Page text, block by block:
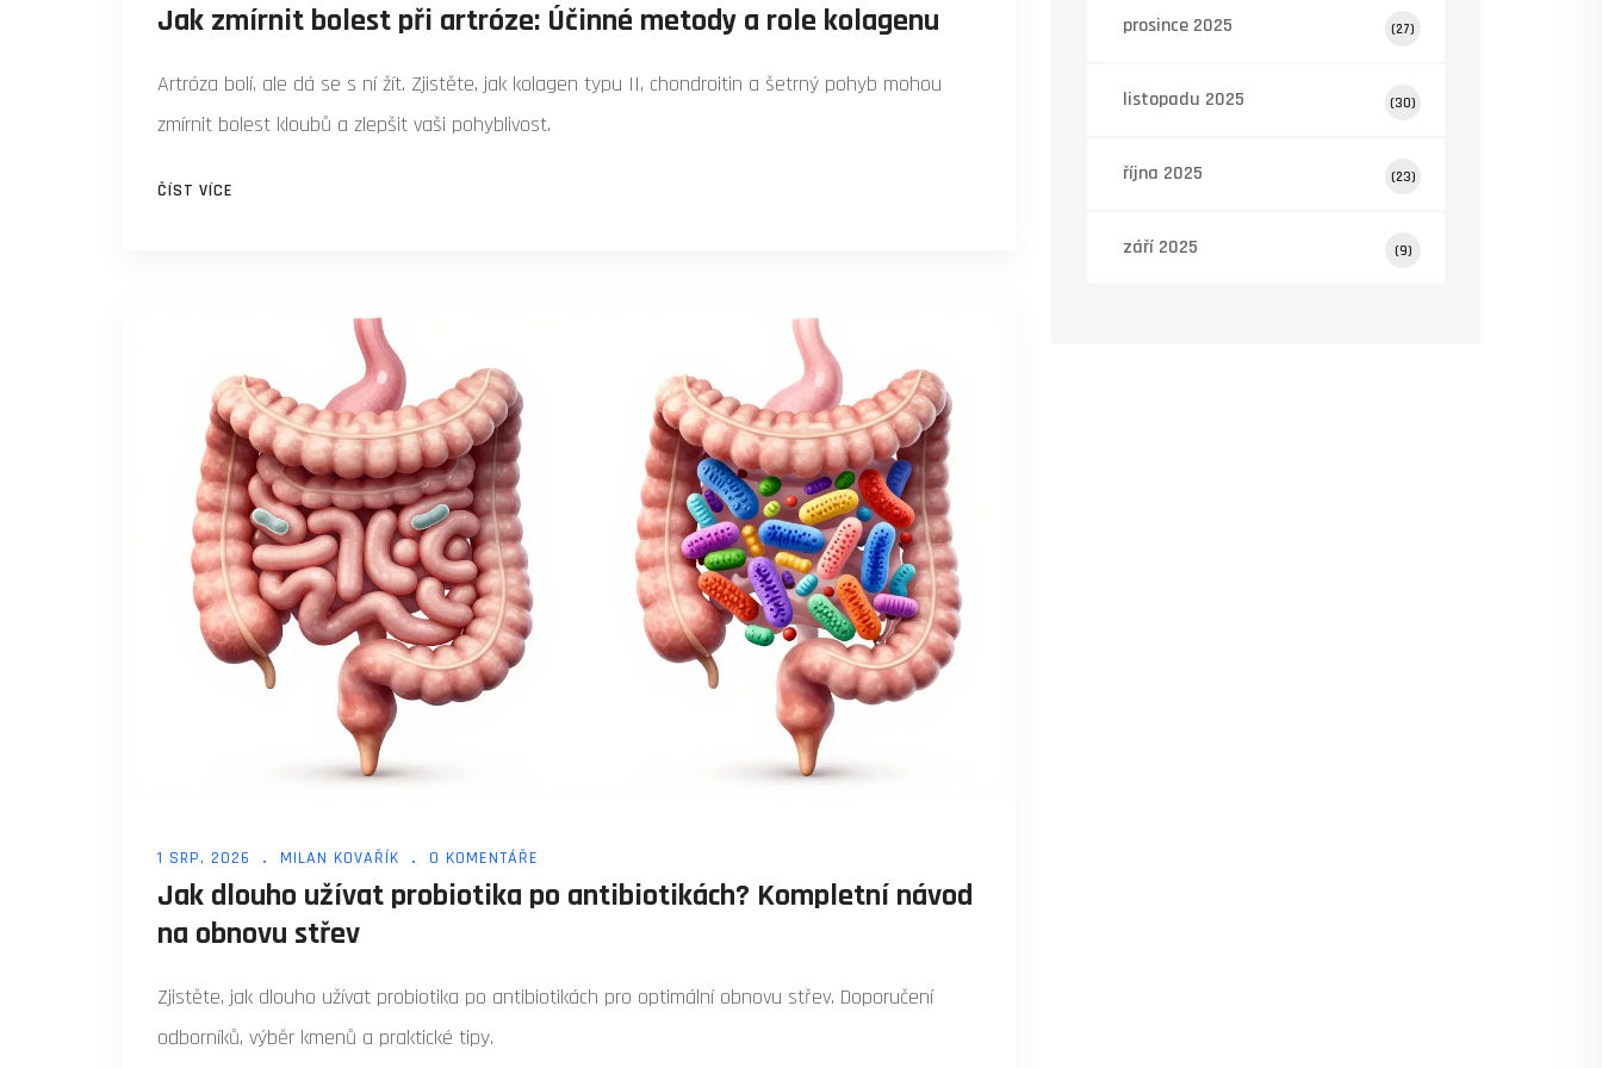
Jak zmírnit bolest při artróze: Účinné metody a role kolagenu
Artróza bolí, ale dá se s ní žít. Zjistěte, jak kolagen typu II, chondroitin a šetrný pohyb mohou
zmírnit bolest kloubů a zlepšit vaši pohyblivost.
ČÍST VÍCE
1 SRP, 2026 MILAN KOVAŘÍK 0 KOMENTÁŘE
Jak dlouho užívat probiotika po antibiotikách? Kompletní návod
na obnovu střev
Zjistěte, jak dlouho užívat probiotika po antibiotikách pro optimální obnovu střev. Doporučení
odborníků, výběr kmenů a praktické tipy.
prosince 2025 (27)
listopadu 2025 (30)
října 2025 (23)
září 2025 (9)